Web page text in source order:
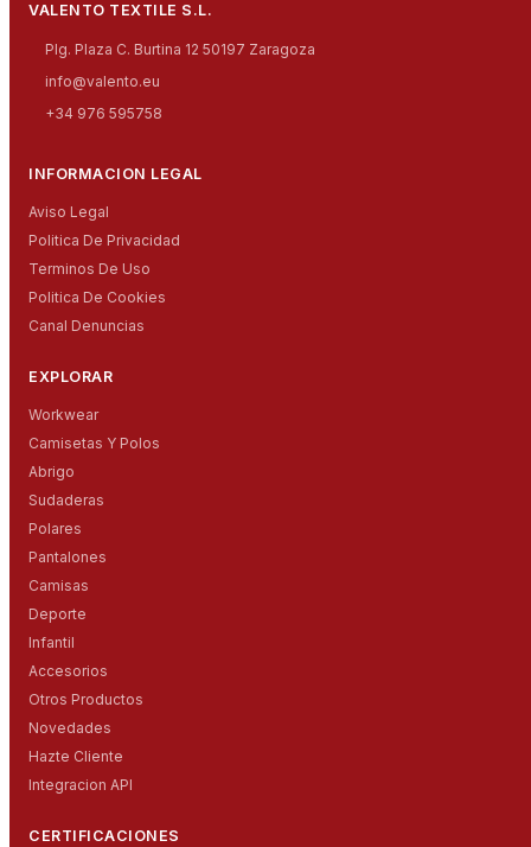
VALENTO TEXTILE S.L.
Plg. Plaza C. Burtina 12 50197 Zaragoza
info@valento.eu
+34 976 595758
INFORMACION LEGAL
Aviso Legal
Politica De Privacidad
Terminos De Uso
Politica De Cookies
Canal Denuncias
EXPLORAR
Workwear
Camisetas Y Polos
Abrigo
Sudaderas
Polares
Pantalones
Camisas
Deporte
Infantil
Accesorios
Otros Productos
Novedades
Hazte Cliente
Integracion API
CERTIFICACIONES